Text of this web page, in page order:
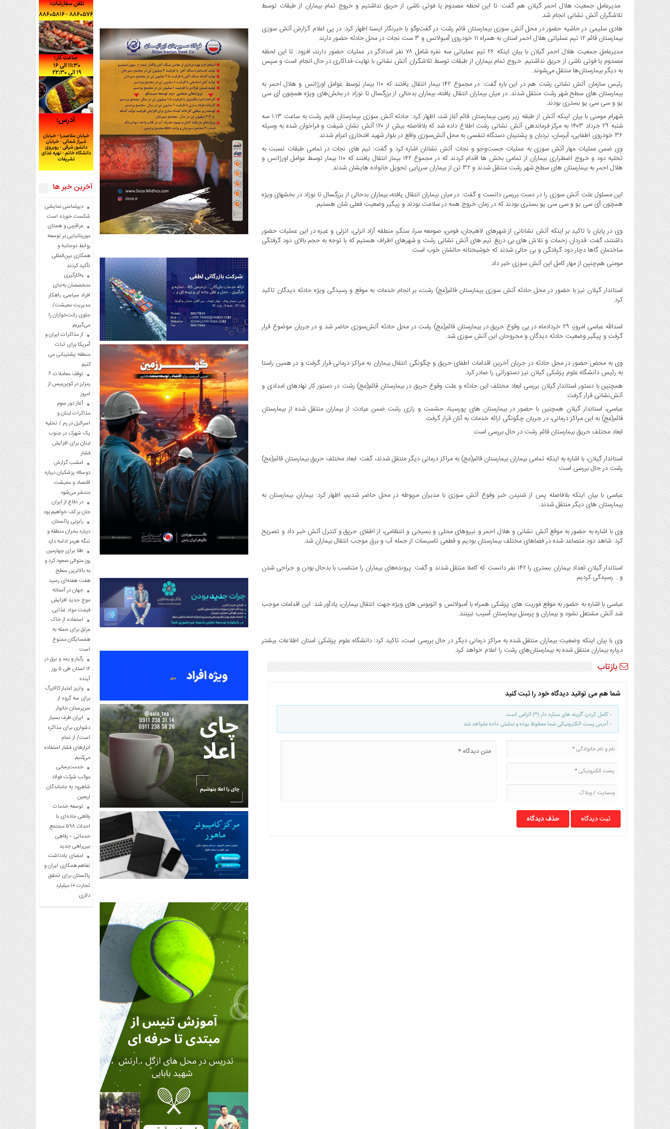
‌ مدیرعامل جمعیت هلال احمر گیلان هم گفت: تا این لحظه مصدوم یا فوتی ناشی از حریق نداشتیم و خروج تمام بیماران از طبقات توسط
تلاشگران آتش نشانی انجام شد.
هادی سلیمی در حاشیه حضور در محل آتش سوزی بیمارستان قائم رشت در گفت‌وگو با خبرنگار ایسنا اظهار کرد: در پی اعلام گزارش آتش سوزی
بیمارستان قائم ۱۲ تیم عملیاتی هلال احمر استان به همراه ۱۱ خودروی آمبولانس و ۳ ست نجات در محل حادثه حضور دارند.
مدیرعامل جمعیت هلال احمر گیلان با بیان اینکه ۲۶ تیم عملیاتی سه نفره شامل ۷۸ نفر امدادگر در عملیات حضور دارند، افزود: تا این لحظه
مصدوم یا فوتی ناشی از حریق نداشتیم. خروج تمام بیماران از طبقات توسط تلاشگران آتش نشانی با نهایت فداکاری در حال انجام است و سپس
به دیگر بیمارستان‌ها منتقل می‌شوند.
‌رئیس سازمان آتش نشانی رشت هم در این باره گفت: در مجموع ۱۴۲ بیمار انتقال یافتند که ۱۱۰ بیمار توسط عوامل اورژانس و هلال احمر به
بیمارستان های سطح شهر رشت منتقل شدند. در میان بیماران انتقال یافته، بیماران بدحالی از بزرگسال تا نوزاد در بخش‌های ویژه همچون آی سی
یو و سی سی یو بستری بودند.
شهرام مومنی ‌با بیان اینکه آتش از طبقه زیر زمین بیمارستان قائم آغاز شد، اظهار کرد: حادثه آتش سوزی بیمارستان قایم رشت به ساعت ۱:۱۳ سه
شنبه ۲۹ خرداد ۱۴۰۳ به مرکز فرماندهی آتش نشانی رشت اطلاع داده شد که بلافاصله بیش از ۱۲۰ آتش نشان شیفت و فراخوان شده به وسیله
۳۶ خودروی اطفایی، آبرسان، نردبان و پشتیبان دستگاه تنفسی به محل آتش‌سوزی واقع در بلوار شهید افتخاری اعزام شدند.
وی ضمن عملیات مهار آتش سوزی به عملیات جست‌وجو و نجات آتش نشانان اشاره کرد و گفت: تیم های نجات در تمامی طبقات نسبت به
تخلیه دود و خروج اضطراری بیماران از تمامی بخش ها اقدام کردند که در مجموع ۱۴۲ بیمار انتقال یافتند که ۱۱۰ بیمار توسط عوامل اورژانس و
هلال احمر به بیمارستان های سطح شهر رشت منتقل شدند و ۳۲ تن از بیماران سرپایی تحویل خانواده هایشان شدند.
این مسئول علت آتش سوزی را در دست بررسی دانست و گفت: در میان بیماران انتقال یافته، بیماران بدحالی از بزرگسال تا نوزاد در بخشهای ویژه
همچون آی سی یو و سی سی یو بستری بودند که در زمان خروج همه در سلامت بودند و پیگیر وضعیت فعلی شان هستیم.
وی در پایان با تاکید بر اینکه آتش نشانانی از شهرهای لاهیجان، فومن، صومعه سرا، سنگر، منطقه آزاد انزلی، انزلی و غیره در این عملیات حضور
داشتند، گفت: قدردان زحمات و تلاش های بی دریغ تیم های آتش نشانی رشت و شهرهای اطراف هستیم که با توجه به حجم بالای دود گرفتگی
ساختمان گاها دچار دود گرفتگی و بی حالی شدند که خوشبختانه حالشان خوب است.
مومنی هم‌چنین از مهار کامل این آتش سوزی خبر داد.
‌استاندار گیلان نیز با حضور در محل حادثه آتش سوزی بیمارستان قائم(عج) رشت، بر انجام خدمات به موقع و رسیدگی ویژه حادثه دیدگان تاکید
کرد.
اسدالله عباسی امروز، ۲۹ خردادماه در پی وقوع حریق در بیمارستان قائم(عج) رشت در محل حادثه آتش‌سوزی حاضر شد و در جریان موضوع قرار
گرفت و پیگیر وضعیت حادثه دیدگان و مجروحان این آتش سوزی شد.
وی به محض حضور در محل حادثه در جریان آخرین اقدامات اطفای حریق و چگونگی انتقال بیماران به مراکز درمانی قرار گرفت و در همین راستا
به رئیس دانشگاه علوم پزشکی گیلان نیز دستوراتی را صادر کرد.
همچنین با دستور استاندار گیلان بررسی ابعاد مختلف این حادثه و علت وقوع حریق در بیمارستان قائم(عج) رشت در دستور کار نهادهای امدادی و
آتش‌نشانی قرار گرفت.
عباسی، استاندار گیلان همچنین با حضور در بیمارستان های پورسینا، حشمت و رازی رشت ضمن عیادت از بیماران منتقل شده از بیمارستان
قائم(عج) به این مراکز درمانی، در جریان چگونگی ارائه خدمات به آنان قرار گرفت.
ابعاد مختلف حریق بیمارستان قائم رشت در حال بررسی است
‌استاندار گیلان، با اشاره به اینکه تمامی بیماران بیمارستان قائم(عج) به مراکز درمانی دیگر منتقل شدند، گفت: ابعاد مختلف حریق بیمارستان قائم(عج)
رشت در حال بررسی است.
عباسی‌ ‌با بیان اینکه بلافاصله پس از شنیدن خبر وقوع آتش سوزی با مدیران مربوطه در محل حاضر شدیم، اظهار کرد: بیماران بیمارستان به
بیمارستان های دیگر منتقل شدند.
وی با اشاره به حضور به موقع آتش نشانی و هلال احمر و نیروهای محلی و بسیجی و انتظامی، از اطفای حریق و کنترل آتش خبر داد و تصریح
کرد: شاهد دود متصاعد شده در فضاهای مختلف بیمارستان بودیم و قطعی تاسیسات از جمله آب و برق موجب انتقال بیماران شد.
استاندار گیلان تعداد بیماران بستری را ۱۴۲ نفر دانست که کاملا منتقل شدند و گفت: پرونده‌های بیماران را متناسب با بدحال بودن و جراحی شدن
و… رسیدگی کردیم.
عباسی با اشاره به حضور به موقع فوریت های پزشکی همراه با آمبولانس و اتوبوس های ویژه جهت انتقال بیماران، یادآور شد: این اقدامات موجب
شد آتش مشتعل نشود و بیماران و پرسنل بیمارستان آسیب نبینند.
وی با بیان اینکه وضعیت بیماران منتقل شده به مراکز درمانی دیگر در حال بررسی است، تاکید کرد: دانشگاه علوم پزشکی استان اطلاعات بیشتر
درباره بیماران منتقل شده به بیمارستان‌های رشت را اعلام خواهد کرد.
بازتاب
شما هم می توانید دیدگاه خود را ثبت کنید
- کامل کردن گزینه های ستاره دار (*) الزامی است
- آدرس پست الکترونیکی شما محفوظ بوده و نمایش داده نخواهد شد
حذف دیدگاه
آخرین خبر ها
دیپلماسی نمایشی
شکست خورده است
عراقچی و همتای
موریتانیایی بر توسعه
روابط دوجانبه و
همکاری بین‌المللی
تأکید کردند
به‌کارگیری
متخصصان به‌جای
افراد سیاسی، راهکار
مدیریت معیشت/
جلوی رانت‌خواران را
می‌گیریم
از مذاکرات ایران و
آمریکا برای ثبات
منطقه پشتیبانی می
کنیم
توقف معاملات ۶
رمزارز در کوین‌بیس از
امروز
آغاز دور سوم
مذاکرات لبنان و
اسرائیل در رم / تخلیه
یک شهرک در جنوب
لبنان برای افزایش
فشار
امشب گزارش
دوساله پزشکیان درباره
اقتصاد و معیشت
منتشر می‌شود
در دفاع از ایران
جان بر کف خواهیم بود
رایزنی پاکستان
درباره بحران منطقه و
تنگه هرمز ادامه دارد
طلا برای چهارمین
روز متوالی صعود کرد و
به بالاترین سطح
هفت هفته‌ای رسید
جهان در آستانه
موج جدید افزایش
قیمت مواد غذایی
استفاده از خاک
عراق برای حمله به
همسایگان ممنوع
است
رگبار و رعد و برق در
۱۲ استان طی ۵ روز
آینده
واریز اعتبار کالابرگ
برای سه گروه از
سرپرستان خانوار
ایران طرف بسیار
دشواری برای مذاکره
است/ از تمام
ابزارهای فشار استفاده
می‌کنیم
خدمت‌رسانی
موکب شرکت فولاد
شاهرود به جاماندگان
اربعین
توسعه خدمات
رفاهی جاده‌ای با
احداث ۵۹۸ مجتمع
خدماتی – رفاهی
بین‌راهی جدید
امضای یادداشت
تفاهم همکاری ایران و
پاکستان برای تحقق
تجارت ۱۰ میلیارد
دلاری